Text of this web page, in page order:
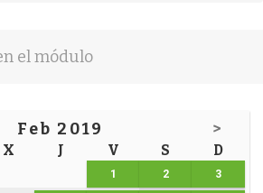
Feb 2019 >
X J V S D
1 2 3